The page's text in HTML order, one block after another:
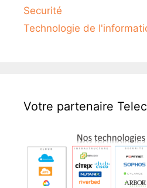
Securité
Technologie de
Votre partenaire